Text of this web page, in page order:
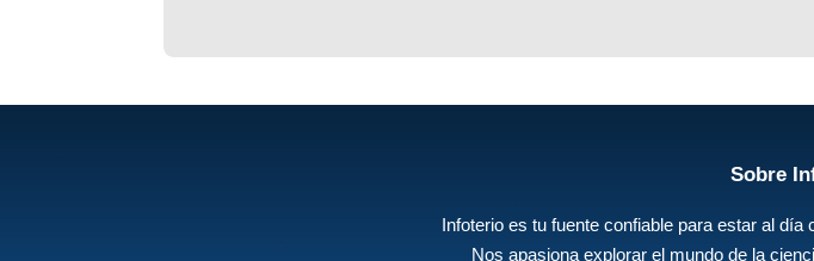
Sobre
Infoterio es tu fuente confiable para estar al
Nos apasiona explorar el mundo de la